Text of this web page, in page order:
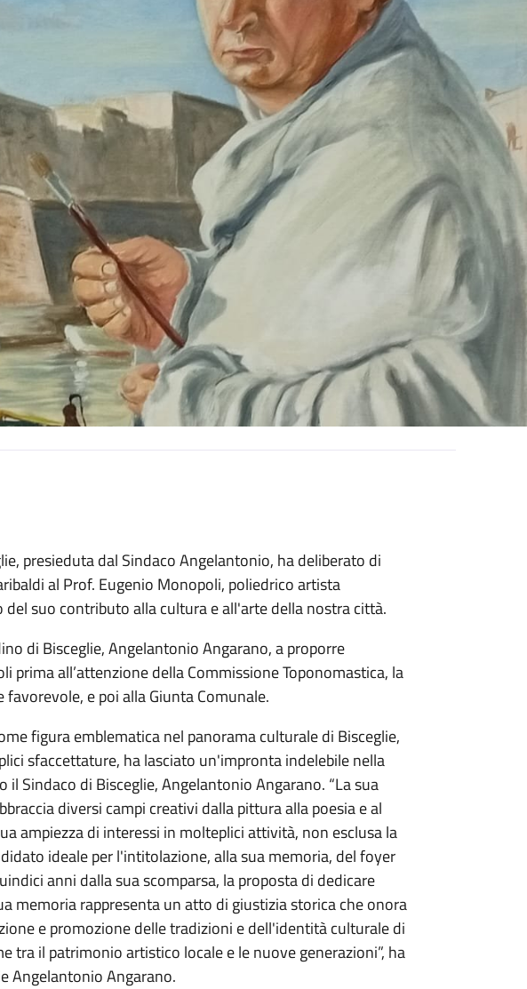
presieduta dal Sindaco Angelantonio, ha deliberato di
al Prof. Eugenio Monopoli, poliedrico artista
del suo contributo alla cultura e all'arte della nostra città.
di Bisceglie, Angelantonio Angarano, a proporre
prima all’attenzione della Commissione Toponomastica, la
e poi alla Giunta Comunale.
figura emblematica nel panorama culturale di Bisceglie,
sfaccettature, ha lasciato un'impronta indelebile nella
il Sindaco di Bisceglie, Angelantonio Angarano. “La sua
diversi campi creativi dalla pittura alla poesia e al
ampiezza di interessi in molteplici attività, non esclusa la
ideale per l'intitolazione, alla sua memoria, del foyer
anni dalla sua scomparsa, la proposta di dedicare
memoria rappresenta un atto di giustizia storica che onora
e promozione delle tradizioni e dell'identità culturale di
tra il patrimonio artistico locale e le nuove generazioni”, ha
Angelantonio Angarano.